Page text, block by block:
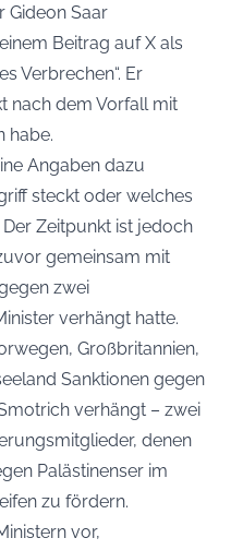
Gideon Saar
Beitrag auf X als
Verbrechen“. Er
nach dem Vorfall mit
habe.
Angaben dazu
steckt oder welches
Zeitpunkt ist jedoch
gemeinsam mit
zwei
verhängt hatte.
Großbritannien,
Sanktionen gegen
verhängt – zwei
denen
Palästinenser im
zu fördern.
vor,